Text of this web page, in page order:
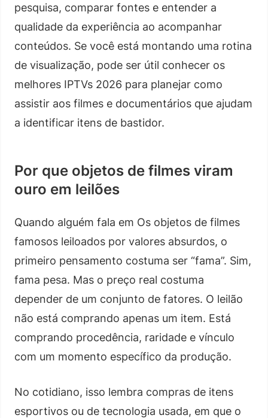
pesquisa, comparar fontes e entender a
qualidade da experiência ao acompanhar
conteúdos. Se você está montando uma rotina
de visualização, pode ser útil conhecer os
melhores IPTVs 2026 para planejar como
assistir aos filmes e documentários que ajudam
a identificar itens de bastidor.
Por que objetos de filmes viram
ouro em leilões
Quando alguém fala em Os objetos de filmes
famosos leiloados por valores absurdos, o
primeiro pensamento costuma ser “fama”. Sim,
fama pesa. Mas o preço real costuma
depender de um conjunto de fatores. O leilão
não está comprando apenas um item. Está
comprando procedência, raridade e vínculo
com um momento específico da produção.
No cotidiano, isso lembra compras de itens
esportivos ou de tecnologia usada, em que o